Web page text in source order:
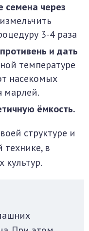
семена через
3-4 раза
и дать
температуре
насекомых
марлей.
ёмкость.
структуре и
технике, в
культур.